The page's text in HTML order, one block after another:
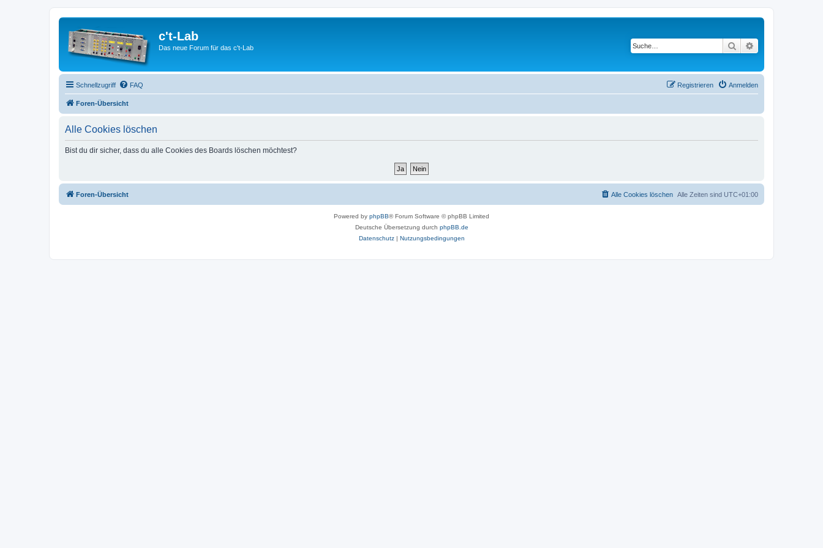
c't-Lab
Das neue Forum für das c't-Lab Suche
Schnellzugriff FAQ Anmelden
Registrieren
Foren-Übersicht
Alle Cookies löschen
Bist du dir sicher, dass du alle Cookies des Boards löschen möchtest?
Foren-Übersicht Alle Zeiten sind UTC+01:00
Alle Cookies löschen
Powered by phpBB® Forum Software © phpBB Limited
Deutsche Übersetzung durch phpBB.de
Datenschutz| Nutzungsbedingungen